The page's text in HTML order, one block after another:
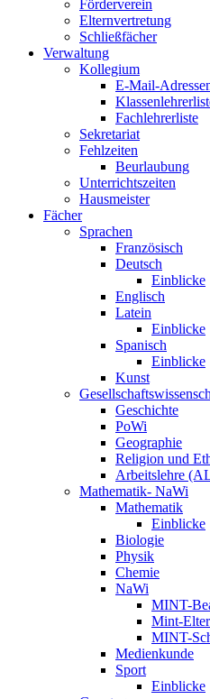
Förderverein
Elternvertretung
Schließfächer
Verwaltung
Kollegium
E-Mail-
Fachlehrerliste
Sekretariat
Fehlzeiten
Beurlaubung
Unterrichtszeiten
Hausmeister
Fächer
Sprachen
Französisch
Deutsch
Einblicke
Englisch
Latein
Einblicke
Spanisch
Einblicke
Kunst
Geschichte
PoWi
Geographie
Religion und
Arbeitslehre
Mathematik- NaWi
Mathematik
Einblicke
Biologie
Physik
Chemie
NaWi
MINT-
Mint-
MINT-
Medienkunde
Sport
Einblicke